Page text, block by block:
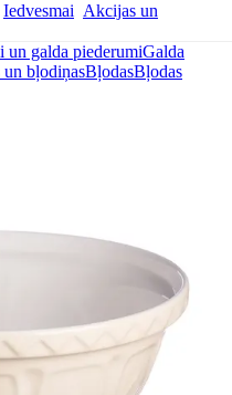
Iedvesmai Akcijas un
un galda piederumiGalda
un bļodiņasBļodasBļodas